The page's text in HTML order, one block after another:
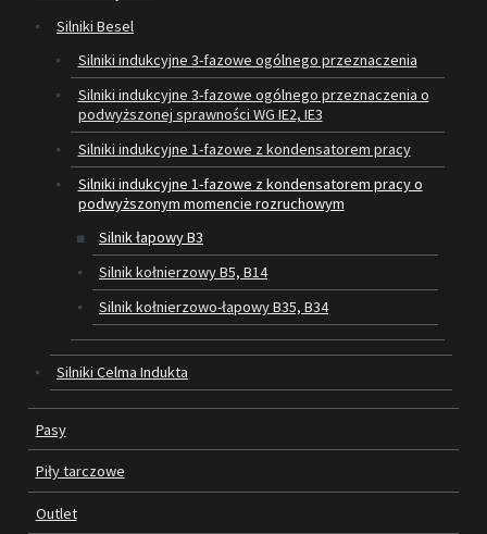
PIŁY TARCZOWE
SERWIS I REGENERACJA MASZYN
KATALOGI
OBRABIARKI DO DREWNA
SILNIKI ELEKTRYCZNE
PASY KLINOWE
FILMY
Silniki Besel
Silniki indukcyjne 3-fazowe ogólnego przeznaczenia
Silniki indukcyjne 3-fazowe ogólnego przeznaczenia o
podwyższonej sprawności WG IE2, IE3
Silniki indukcyjne 1-fazowe z kondensatorem pracy
Silniki indukcyjne 1-fazowe z kondensatorem pracy o
podwyższonym momencie rozruchowym
Silnik łapowy B3
Silnik kołnierzowy B5, B14
Silnik kołnierzowo-łapowy B35, B34
Silniki Celma Indukta
Pasy
Piły tarczowe
Outlet